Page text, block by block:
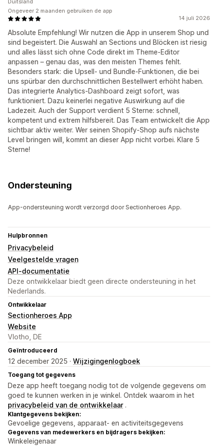
14 juli 2026
Absolute Empfehlung! Wir nutzen die App in unserem Shop und
sind begeistert. Die Auswahl an Sections und Blöcken ist riesig
und alles lässt sich ohne Code direkt im Theme-Editor
anpassen – genau das, was den meisten Themes fehlt.
Besonders stark: die Upsell- und Bundle-Funktionen, die bei
uns spürbar den durchschnittlichen Bestellwert erhöht haben.
Das integrierte Analytics-Dashboard zeigt sofort, was
funktioniert. Dazu keinerlei negative Auswirkung auf die
Ladezeit. Auch der Support verdient 5 Sterne: schnell,
kompetent und extrem hilfsbereit. Das Team entwickelt die App
sichtbar aktiv weiter. Wer seinen Shopify-Shop aufs nächste
Level bringen will, kommt an dieser App nicht vorbei. Klare 5
Sterne!
Duitsland
Ongeveer 2 maanden gebruiken de app
Ondersteuning
App-ondersteuning wordt verzorgd door Sectionheroes App.
Hulpbronnen
Privacybeleid
Veelgestelde vragen
API-documentatie
Deze ontwikkelaar biedt geen directe ondersteuning in het
Nederlands.
Ontwikkelaar
Sectionheroes App
Website
Vlotho, DE
Geïntroduceerd
12 december 2025 · Wijzigingenlogboek
Toegang tot gegevens
Deze app heeft toegang nodig tot de volgende gegevens om
goed te kunnen werken in je winkel. Ontdek waarom in het
privacybeleid van de ontwikkelaar .
Klantgegevens bekijken:
Gevoelige gegevens, apparaat- en activiteitsgegevens
Gegevens van medewerkers en bijdragers bekijken:
Winkeleigenaar